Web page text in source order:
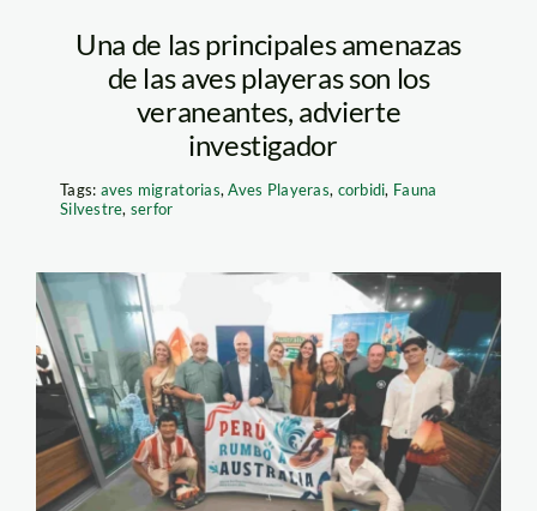
Una de las principales amenazas
de las aves playeras son los
veraneantes, advierte
investigador
Tags: aves migratorias,Aves Playeras, corbidi, Fauna
Silvestre, serfor
WSCC-AUSTRALIA-
2026-DELEGACION